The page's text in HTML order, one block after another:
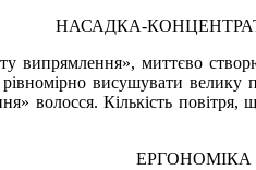
НАСАДКА-
випрямлення», миттєво
рівномірно висушувати
волосся. Кількість
ЕРГОНОМІКА